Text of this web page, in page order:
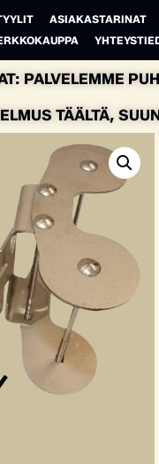
ASIAKASTARINAT
PALVELEMME
TÄÄLTÄ,